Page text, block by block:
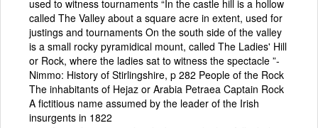
used to witness tournaments “In the castle hill is a hollow
called The Valley about a square acre in extent, used for
justings and tournaments On the south side of the valley
is a small rocky pyramidical mount, called The Ladies' Hill
or Rock, where the ladies sat to witness the spectacle ”-
Nimmo: History of Stirlingshire, p 282 People of the Rock
The inhabitants of Hejaz or Arabia Petraea Captain Rock
A fictitious name assumed by the leader of the Irish
insurgents in 1822